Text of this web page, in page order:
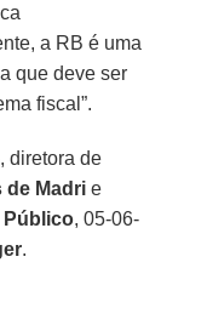
a RB é uma
que deve ser
fiscal”.
, diretora de
de Madri e
Público, 05-06-
.